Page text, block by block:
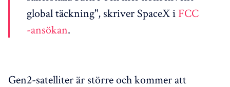
global täckning", skriver SpaceX i FCC
-ansökan.
Gen2-satelliter är större och kommer att